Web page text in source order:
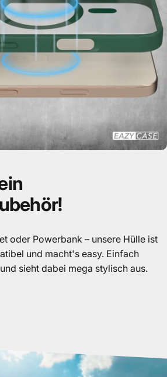
oder Powerbank – unsere Hülle ist
und macht's easy. Einfach
sieht dabei mega stylisch aus.